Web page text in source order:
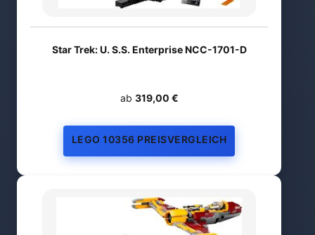
Star Trek: U. S.S. Enterprise NCC-1701-D
ab 319,00 €
LEGO 10356 PREISVERGLEICH